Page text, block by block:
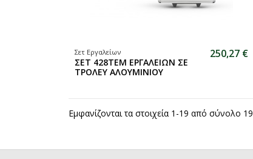
Σετ Εργαλείων
ΣΕΤ 428TEM ΕΡΓΑΛΕΙΩΝ ΣΕ
ΤΡΟΛΕΥ ΑΛΟΥΜΙΝΙΟΥ
250,27 €
Εμφανίζονται τα στοιχεία 1-19 από σύνολο 19